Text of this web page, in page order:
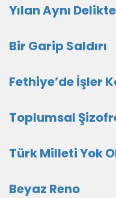
Yılan Aynı
Bir Garip Saldırı
Fethiye’de İşler
Toplumsal
Türk Milleti Yok
Beyaz Reno